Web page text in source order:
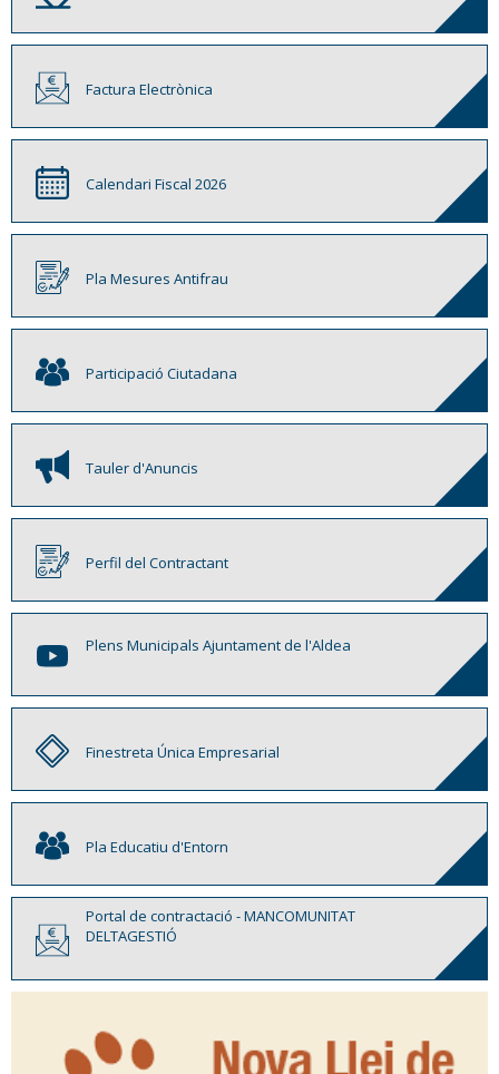
Factura Electrònica
Calendari Fiscal 2026
Pla Mesures Antifrau
Participació Ciutadana
Tauler d'Anuncis
Perfil del Contractant
Plens Municipals Ajuntament de l'Aldea
Finestreta Única Empresarial
Pla Educatiu d'Entorn
Portal de contractació - MANCOMUNITAT
DELTAGESTIÓ